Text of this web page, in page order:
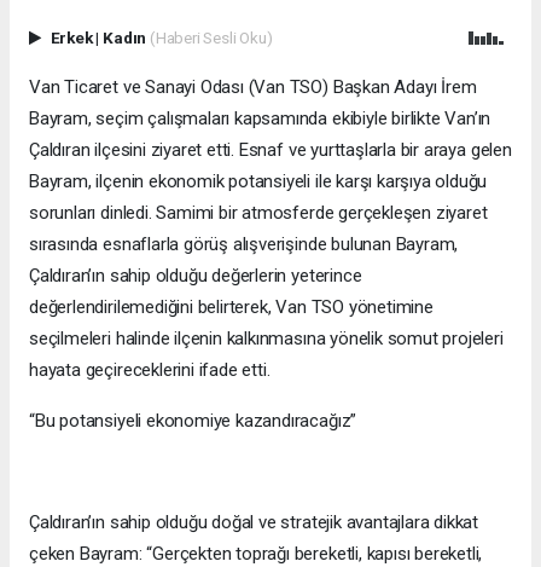
Erkek| Kadın (Haberi Sesli Oku)
Van Ticaret ve Sanayi Odası (Van TSO) Başkan Adayı İrem
Bayram, seçim çalışmaları kapsamında ekibiyle birlikte Van’ın
Çaldıran ilçesini ziyaret etti. Esnaf ve yurttaşlarla bir araya gelen
Bayram, ilçenin ekonomik potansiyeli ile karşı karşıya olduğu
sorunları dinledi. Samimi bir atmosferde gerçekleşen ziyaret
sırasında esnaflarla görüş alışverişinde bulunan Bayram,
Çaldıran’ın sahip olduğu değerlerin yeterince
değerlendirilemediğini belirterek, Van TSO yönetimine
seçilmeleri halinde ilçenin kalkınmasına yönelik somut projeleri
hayata geçireceklerini ifade etti.
“Bu potansiyeli ekonomiye kazandıracağız”
Çaldıran’ın sahip olduğu doğal ve stratejik avantajlara dikkat
çeken Bayram: “Gerçekten toprağı bereketli, kapısı bereketli,